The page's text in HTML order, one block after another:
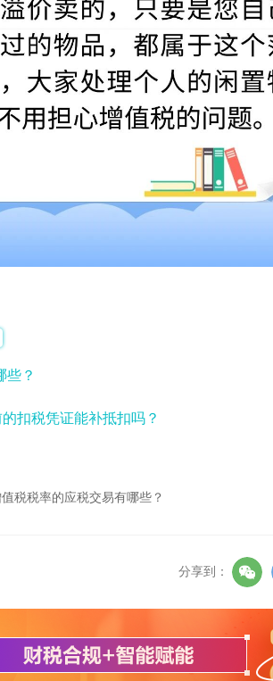
些？
扣税凭证能补抵扣吗？
税税率的应税交易有哪些？
分享到：